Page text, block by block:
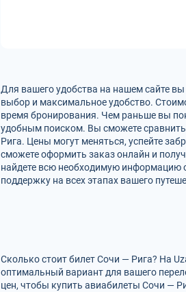
Для вашего удобства на нашем сайте
выбор и максимальное удобство.
время бронирования. Чем раньше вы
удобным поиском. Вы сможете
Рига. Цены могут меняться, успейте
сможете оформить заказ онлайн и
найдете всю необходимую информацию
поддержку на всех этапах вашего
Сколько стоит билет Сочи — Рига? На
оптимальный вариант для вашего
цен, чтобы купить авиабилеты Сочи —